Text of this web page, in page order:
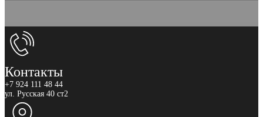
Контакты
+7 924 111 48 44
ул. Русская 40 ст2